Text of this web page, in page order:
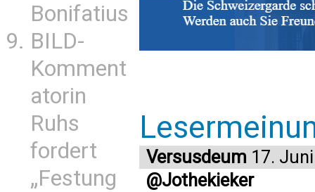
Bonifatius
BILD-
Komment
atorin
Ruhs
fordert
„Festung
Versusdeum 17.
@Jothekieker